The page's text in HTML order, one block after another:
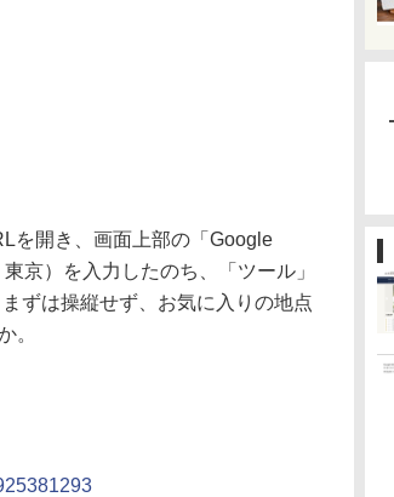
を開き、画面上部の「Google
京）を入力したのち、「ツール」
ずは操縦せず、お気に入りの地点
。